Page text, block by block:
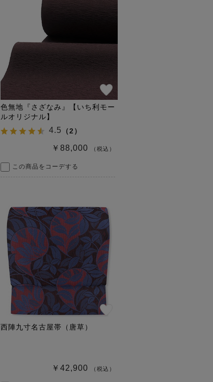
色無地『さざなみ』【いち利モー
ルオリジナル】
4.5 （2）
￥88,000 （税込）
この商品をコーデする
西陣九寸名古屋帯（唐草）
￥42,900 （税込）